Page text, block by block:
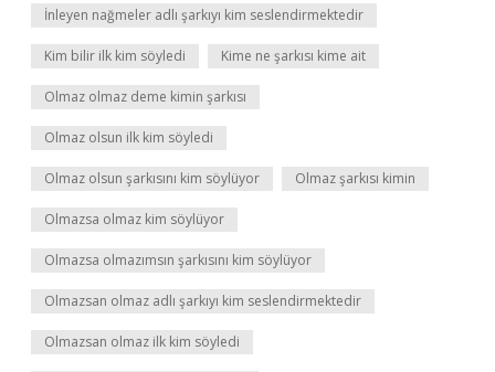
İnleyen nağmeler adlı şarkıyı kim seslendirmektedir
Kim bilir ilk kim söyledi Kime ne şarkısı kime ait
Olmaz olmaz deme kimin şarkısı
Olmaz olsun ilk kim söyledi
Olmaz olsun şarkısını kim söylüyor Olmaz şarkısı kimin
Olmazsa olmaz kim söylüyor
Olmazsa olmazımsın şarkısını kim söylüyor
Olmazsan olmaz adlı şarkıyı kim seslendirmektedir
Olmazsan olmaz ilk kim söyledi